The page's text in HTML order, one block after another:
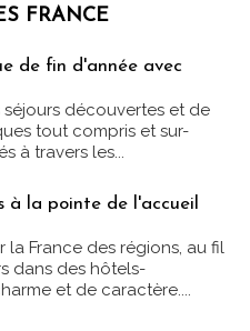
FRANCE
de fin d'année avec
séjours découvertes et de
tout compris et sur-
à travers les...
à la pointe de l'accueil
la France des régions, au fil
dans des hôtels-
et de caractère....